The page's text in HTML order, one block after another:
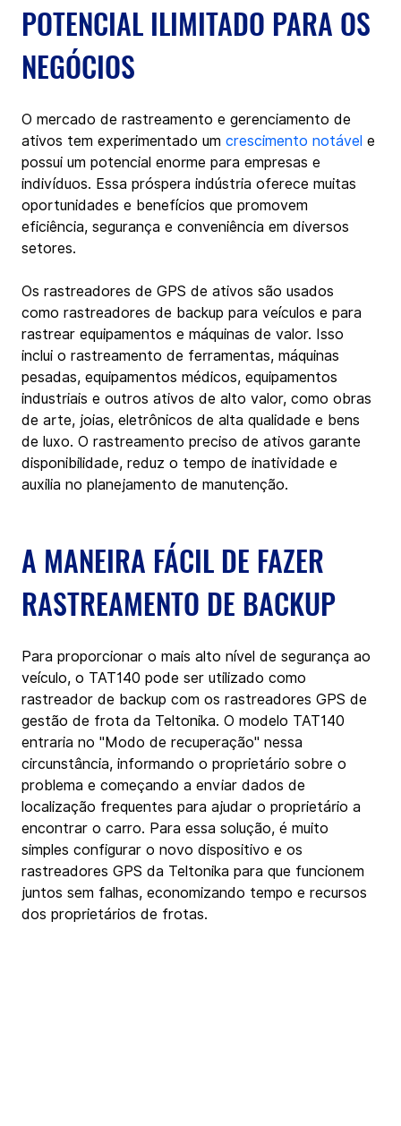
POTENCIAL ILIMITADO PARA OS
NEGÓCIOS
O mercado de rastreamento e gerenciamento de
ativos tem experimentado um crescimento notável e
possui um potencial enorme para empresas e
indivíduos. Essa próspera indústria oferece muitas
oportunidades e benefícios que promovem
eficiência, segurança e conveniência em diversos
setores.
Os rastreadores de GPS de ativos são usados
como rastreadores de backup para veículos e para
rastrear equipamentos e máquinas de valor. Isso
inclui o rastreamento de ferramentas, máquinas
pesadas, equipamentos médicos, equipamentos
industriais e outros ativos de alto valor, como obras
de arte, joias, eletrônicos de alta qualidade e bens
de luxo. O rastreamento preciso de ativos garante
disponibilidade, reduz o tempo de inatividade e
auxilia no planejamento de manutenção.
A MANEIRA FÁCIL DE FAZER
RASTREAMENTO DE BACKUP
Para proporcionar o mais alto nível de segurança ao
veículo, o TAT140 pode ser utilizado como
rastreador de backup com os rastreadores GPS de
gestão de frota da Teltonika. O modelo TAT140
entraria no "Modo de recuperação" nessa
circunstância, informando o proprietário sobre o
problema e começando a enviar dados de
localização frequentes para ajudar o proprietário a
encontrar o carro. Para essa solução, é muito
simples configurar o novo dispositivo e os
rastreadores GPS da Teltonika para que funcionem
juntos sem falhas, economizando tempo e recursos
dos proprietários de frotas.